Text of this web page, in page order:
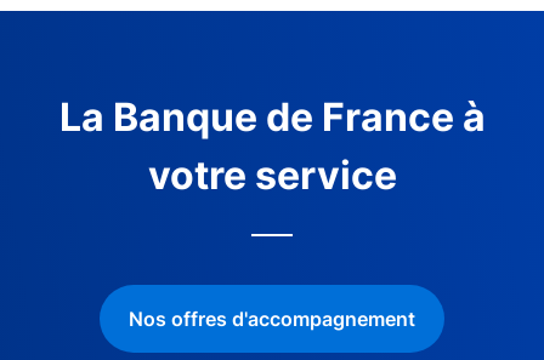
La Banque de France à
votre service
Nos offres d'accompagnement